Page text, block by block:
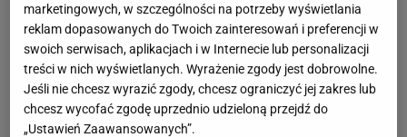
marketingowych, w szczególności na potrzeby wyświetlania
reklam dopasowanych do Twoich zainteresowań i preferencji w
swoich serwisach, aplikacjach i w Internecie lub personalizacji
treści w nich wyświetlanych. Wyrażenie zgody jest dobrowolne.
Jeśli nie chcesz wyrazić zgody, chcesz ograniczyć jej zakres lub
chcesz wycofać zgodę uprzednio udzieloną przejdź do
„Ustawień Zaawansowanych”.